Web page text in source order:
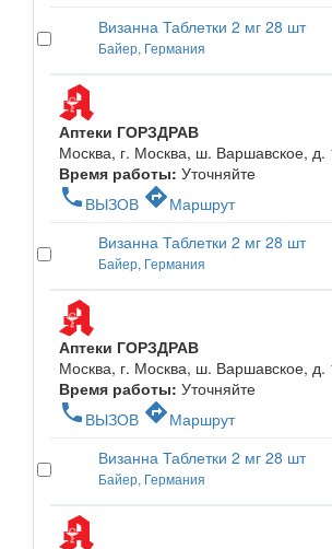
Визанна Таблетки 2 мг 28 шт
Байер, Германия
Аптеки ГОРЗДРАВ
Москва, г. Москва, ш. Варшавское, д.
Время работы: Уточняйте
phone ВЫЗОВ directionsМаршрут
Визанна Таблетки 2 мг 28 шт
Байер, Германия
Аптеки ГОРЗДРАВ
Москва, г. Москва, ш. Варшавское, д.
Время работы: Уточняйте
phone ВЫЗОВ directionsМаршрут
Визанна Таблетки 2 мг 28 шт
Байер, Германия